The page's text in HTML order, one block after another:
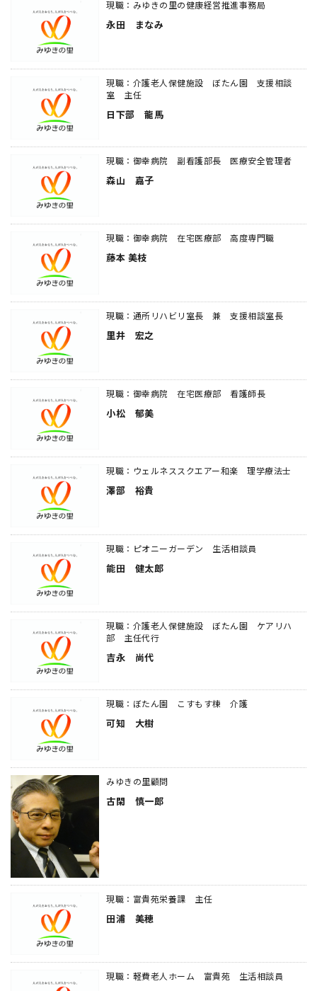
現職：みゆきの里の健康経営推進事務局
永田 まなみ
現職：介護老人保健施設 ぼたん園 支援相談
室 主任
日下部 龍馬
現職：御幸病院 副看護部長 医療安全管理者
森山 嘉子
現職：御幸病院 在宅医療部 高度専門職
藤本 美枝
現職：通所リハビリ室長 兼 支援相談室長
里井 宏之
現職：御幸病院 在宅医療部 看護師長
小松 郁美
現職：ウェルネススクエアー和楽 理学療法士
澤部 裕貴
現職：ピオニーガーデン 生活相談員
能田 健太郎
現職：介護老人保健施設 ぼたん園 ケアリハ
部 主任代行
吉永 尚代
現職：ぼたん園 こすもす棟 介護
可知 大樹
みゆきの里顧問
古閑 慎一郎
現職：富貴苑栄養課 主任
田浦 美穂
現職：軽費老人ホーム 富貴苑 生活相談員